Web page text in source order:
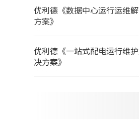
优利德《数据中心运行运维
方案》
优利德《一站式配电运行维
决方案》